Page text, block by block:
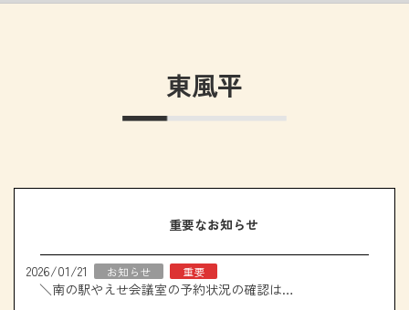
東風平
重要なお知らせ
2026/01/21 お知らせ 重要
＼南の駅やえせ会議室の予約状況の確認はこちら！／